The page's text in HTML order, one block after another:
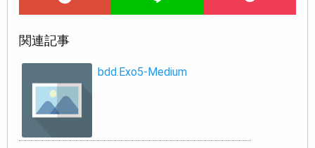
関連記事
bdd.Exo5-Medium